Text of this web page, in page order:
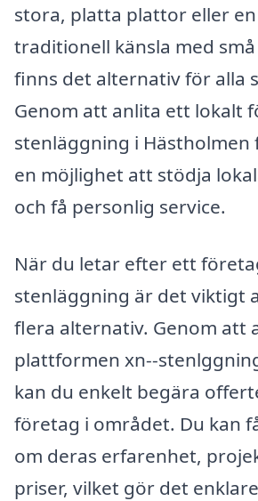
stora, platta plattor eller
traditionell känsla med
finns det alternativ för alla
Genom att anlita ett lokalt
stenläggning i Hästholmen
en möjlighet att stödja
och få personlig service.
När du letar efter ett
stenläggning är det viktigt
flera alternativ. Genom att
plattformen xn--
kan du enkelt begära
företag i området. Du kan
om deras erfarenhet,
priser, vilket gör det